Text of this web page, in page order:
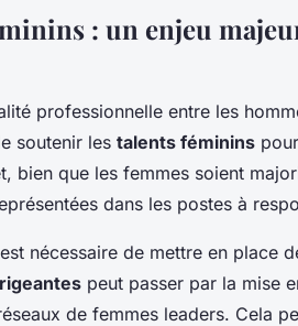
: un enjeu
professionnelle entre les
soutenir les talents féminins
bien que les femmes soient
dans les postes à
nécessaire de mettre en place
peut passer par la mise
de femmes leaders. Cela